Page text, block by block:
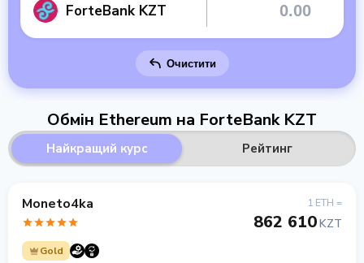
ForteBank KZT
Очистити
Обмін Ethereum на ForteBank KZT
Найкращий курс Рейтинг
Moneto4ka
Gold
1 ETH =
862 610KZT